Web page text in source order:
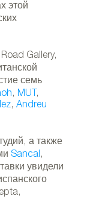
этой
Gallery,
семь
,MUT ,
,Andreu
а также
Sancal,
увидели